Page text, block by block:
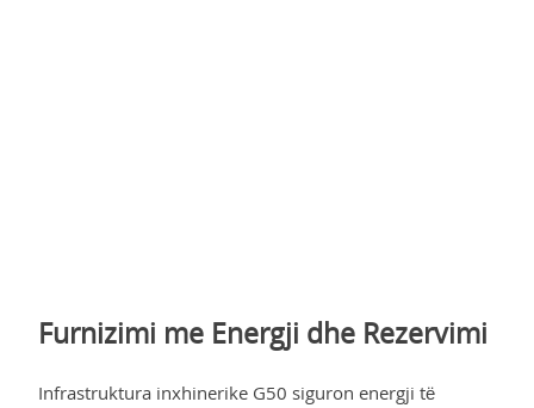
Furnizimi me Energji dhe Rezervimi
Infrastruktura inxhinerike G50 siguron energji të